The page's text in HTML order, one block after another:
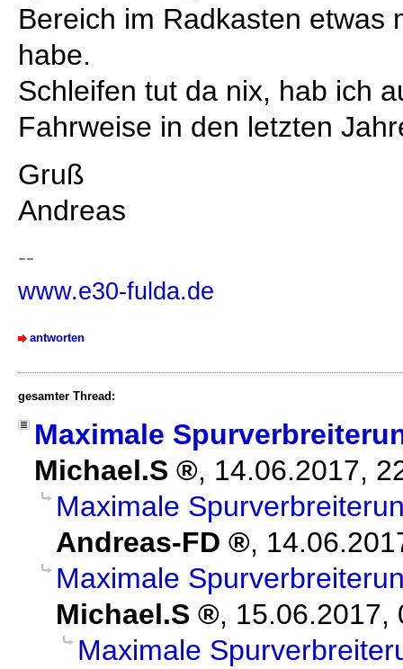
Bereich im Radkasten etwas
habe.
Schleifen tut da nix, hab ich
Fahrweise in den letzten
Gruß
Andreas
--
www.e30-fulda.de
antworten
gesamter Thread:
Maximale
Michael.S
, 14.06.2017,
Maximale
Andreas-FD
,
Maximale
Michael.S
, 15.06.2017,
Maximale